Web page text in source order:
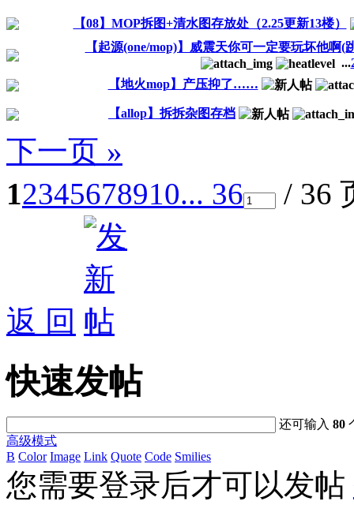
【08】MOP拆图+清水图存放处（2.25更新13楼）
【起源(one/mop)】威震天你可一定要玩坏他啊(
...
【地火mop】产压抑了……
【allop】拆拆杂图存档
下一页 »
12345678910... 36 / 36
返 回
快速发帖
还可输入80
高级模式
B Color Image Link Quote Code Smilies
您需要登录后才可以发帖